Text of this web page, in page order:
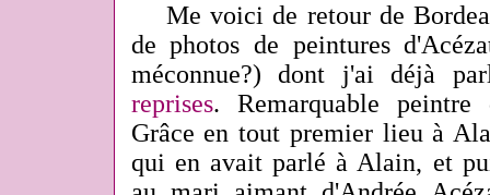
Me voici de retour de
de photos de peintures
méconnue?) dont j'ai déjà
reprises. Remarquable
Grâce en tout premier lieu à
qui en avait parlé à Alain, et